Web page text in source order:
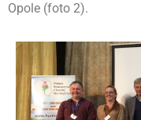
Opole (foto 2).